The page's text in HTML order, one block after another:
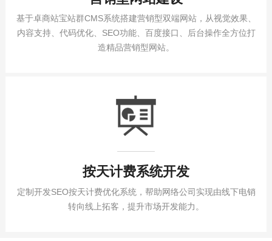
基于卓商站宝站群CMS系统搭建营销型双端网站，从视觉效果、
内容支持、代码优化、SEO功能、百度接口、后台操作全方位打
造精品营销型网站。
按天计费系统开发
定制开发SEO按天计费优化系统，帮助网络公司实现由线下电销
转向线上拓客，提升市场开发能力。